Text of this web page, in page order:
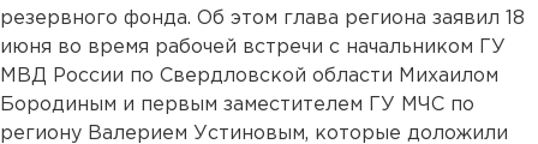
резервного фонда. Об этом глава региона заявил 18
июня во время рабочей встречи с начальником ГУ
МВД России по Свердловской области Михаилом
Бородиным и первым заместителем ГУ МЧС по
региону Валерием Устиновым, которые доложили